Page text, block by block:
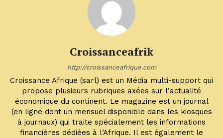
Croissanceafrik
http://croissanceafrique.com
Croissance Afrique (sarl) est un Média multi-support qui
propose plusieurs rubriques axées sur l’actualité
économique du continent. Le magazine est un journal
(en ligne dont un mensuel disponible dans les kiosques
à journaux) qui traite spécialement les informations
financières dédiées à l’Afrique. Il est également le